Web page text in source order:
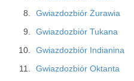
Gwiazdozbiór Żurawia
Gwiazdozbiór Tukana
Gwiazdozbiór Indianina
Gwiazdozbiór Oktanta